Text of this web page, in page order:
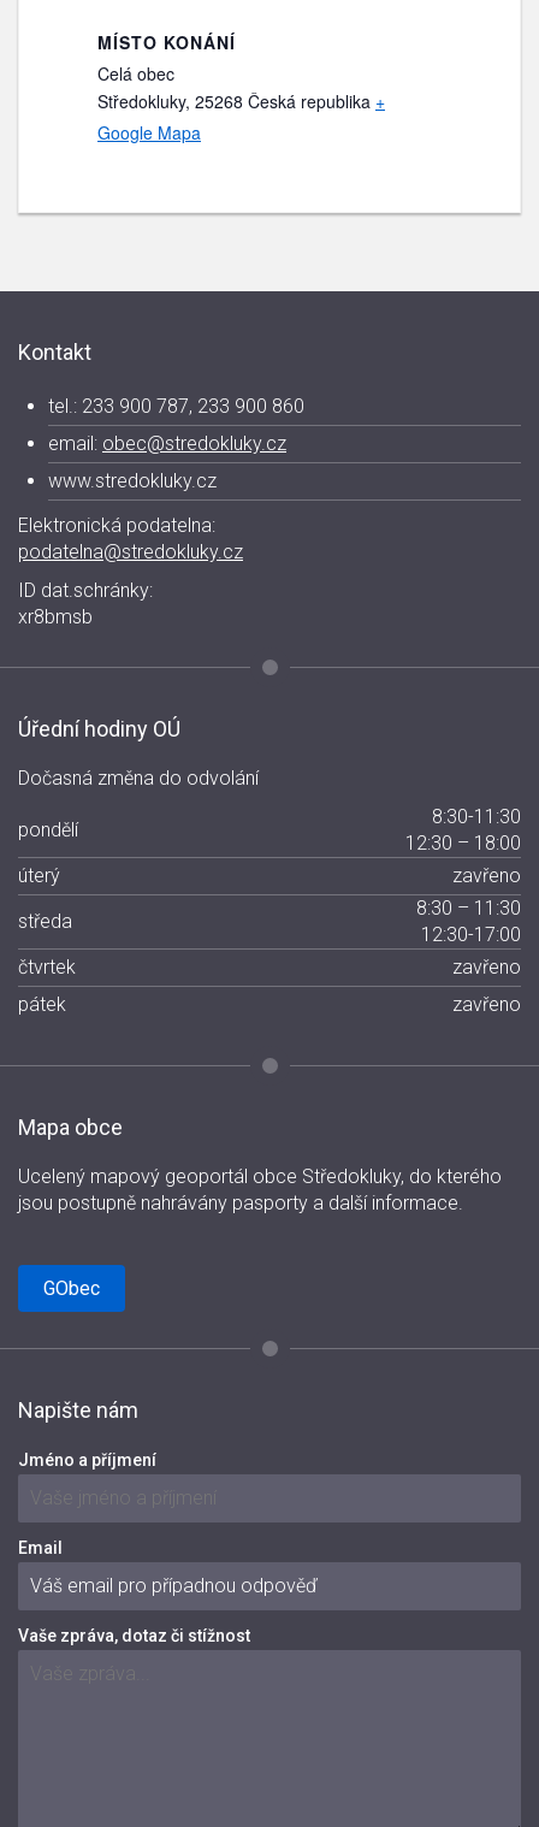
MÍSTO KONÁNÍ
Celá obec
Středokluky, 25268 Česká republika +
Google Mapa
Kontakt
tel.: 233 900 787, 233 900 860
email: obec@stredokluky.cz
www.stredokluky.cz
Elektronická podatelna:
podatelna@stredokluky.cz
ID dat.schránky:
xr8bmsb
Úřední hodiny OÚ
Dočasná změna do odvolání
pondělí
8:30-11:30
12:30 – 18:00
úterý
zavřeno
středa
8:30 – 11:30
12:30-17:00
čtvrtek
zavřeno
pátek
zavřeno
Mapa obce
Ucelený mapový geoportál obce Středokluky, do kterého
jsou postupně nahrávány pasporty a další informace.
GObec
Napište nám
Jméno a příjmení
Email
Vaše zpráva, dotaz či stížnost